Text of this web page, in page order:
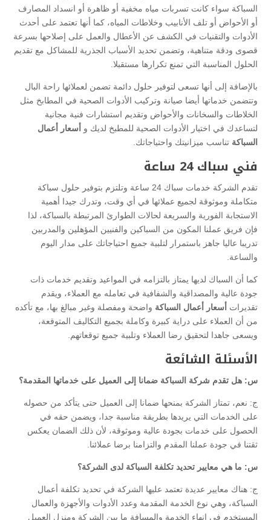
السباكة سواء كانت تسربات مياه مخفية أو ظاهرة أو انسداد المصارف
أو الأحواض أو تلف الأنابيب وخلاطات المياه، كما أنها تعتمد على أحدث
الأدوات والتقنيات في الكشف عن الأعطال والعمل على إصلاحها بسرعة
قصوى ودقة متناهية، وتضمن تحديد الأسباب الجذرية للمشاكل مع تقديم
الحلول المناسبة التي تمنع تكرارها مستقبلا.
بالإضافة إلى أنها تسعى لتوفير حلول دائمة تضمن لعملائها راحة البال
وتتضمن خدماتها أيضا صيانة وتركيب الأدوات الصحية في المطابخ مثل
الخلاطات والسخانات والأحواض وتقديم استشارات فنية مجانية
لتساعدك في اختيار الأدوات الصحية للمطبخ لديك و أسعار أعمال
السباكة تناسب ميزانيتك واحتياجاتك.
فني سباك 24 ساعة
تقدم الشركة خدمات سباك 24 ساعة وتلتزم بتوفير حلول سباكة
متكاملة وموثوقة لجميع عملائها في أي وقت، وتدرك جيدا أهمية
الاستجابة الفورية والسريعة لحالات الطوارئ المرتبطة بالسباكة، لذا
فإن فريق عملنا المكون من السباكين والفنيين المؤهلين والمدربين
تدريبا عاليا جاهز باستمرار لتلبية جميع احتياجاتك على مدار اليوم
والساعة.
كما أن السباك لديها يمتاز بالتزامه في المواعيد وتقديم خدمات ذات
جودة عالية والمصداقية والشفافية في تعامله مع العملاء، ويقدم
تقديرات
أسعار أعمال السباكة واضحة ومفصلة وغير مبالغ بها، مع تأكده
من أن العملاء على دراية كبيرة وكاملة بجميع التكاليف المتوقعة،
ويسعى جاهدا لتحقيق رضا العملاء وتلبية جميع توقعاتهم.
الأسئلة الشائعة
س: هل تقدم شركة السباكة ضمانا إلى العميل على خدماتها المقدمة؟
ج: نعم، تمتاز الشركة بمنحها ضمانا إلى العميل حتى يتأكد من حصوله
على الخدمات التي يريدها بطريقة مناسبة جدا، ويضمن حقه في
الحصول على خدمات بجودة عالية وموثوقة، لأن ذلك الضمان يعكس
ثقتنا في جودة عملنا المقدم والتزامنا برضا عملائنا.
س: ما هي معايير تحديد تكلفة السباكة لدى الشركة؟
ج: هناك معايير عديدة تعتمد عليها الشركة في تحديد تكلفة أعمال
السباكة، وهي نوع الخدمة المقدمة وعدد الأدوات والأجهزة والعمال
المستخدم في إنهاء الخدمة والمسافة ما بين الشركة ومنزل العميل